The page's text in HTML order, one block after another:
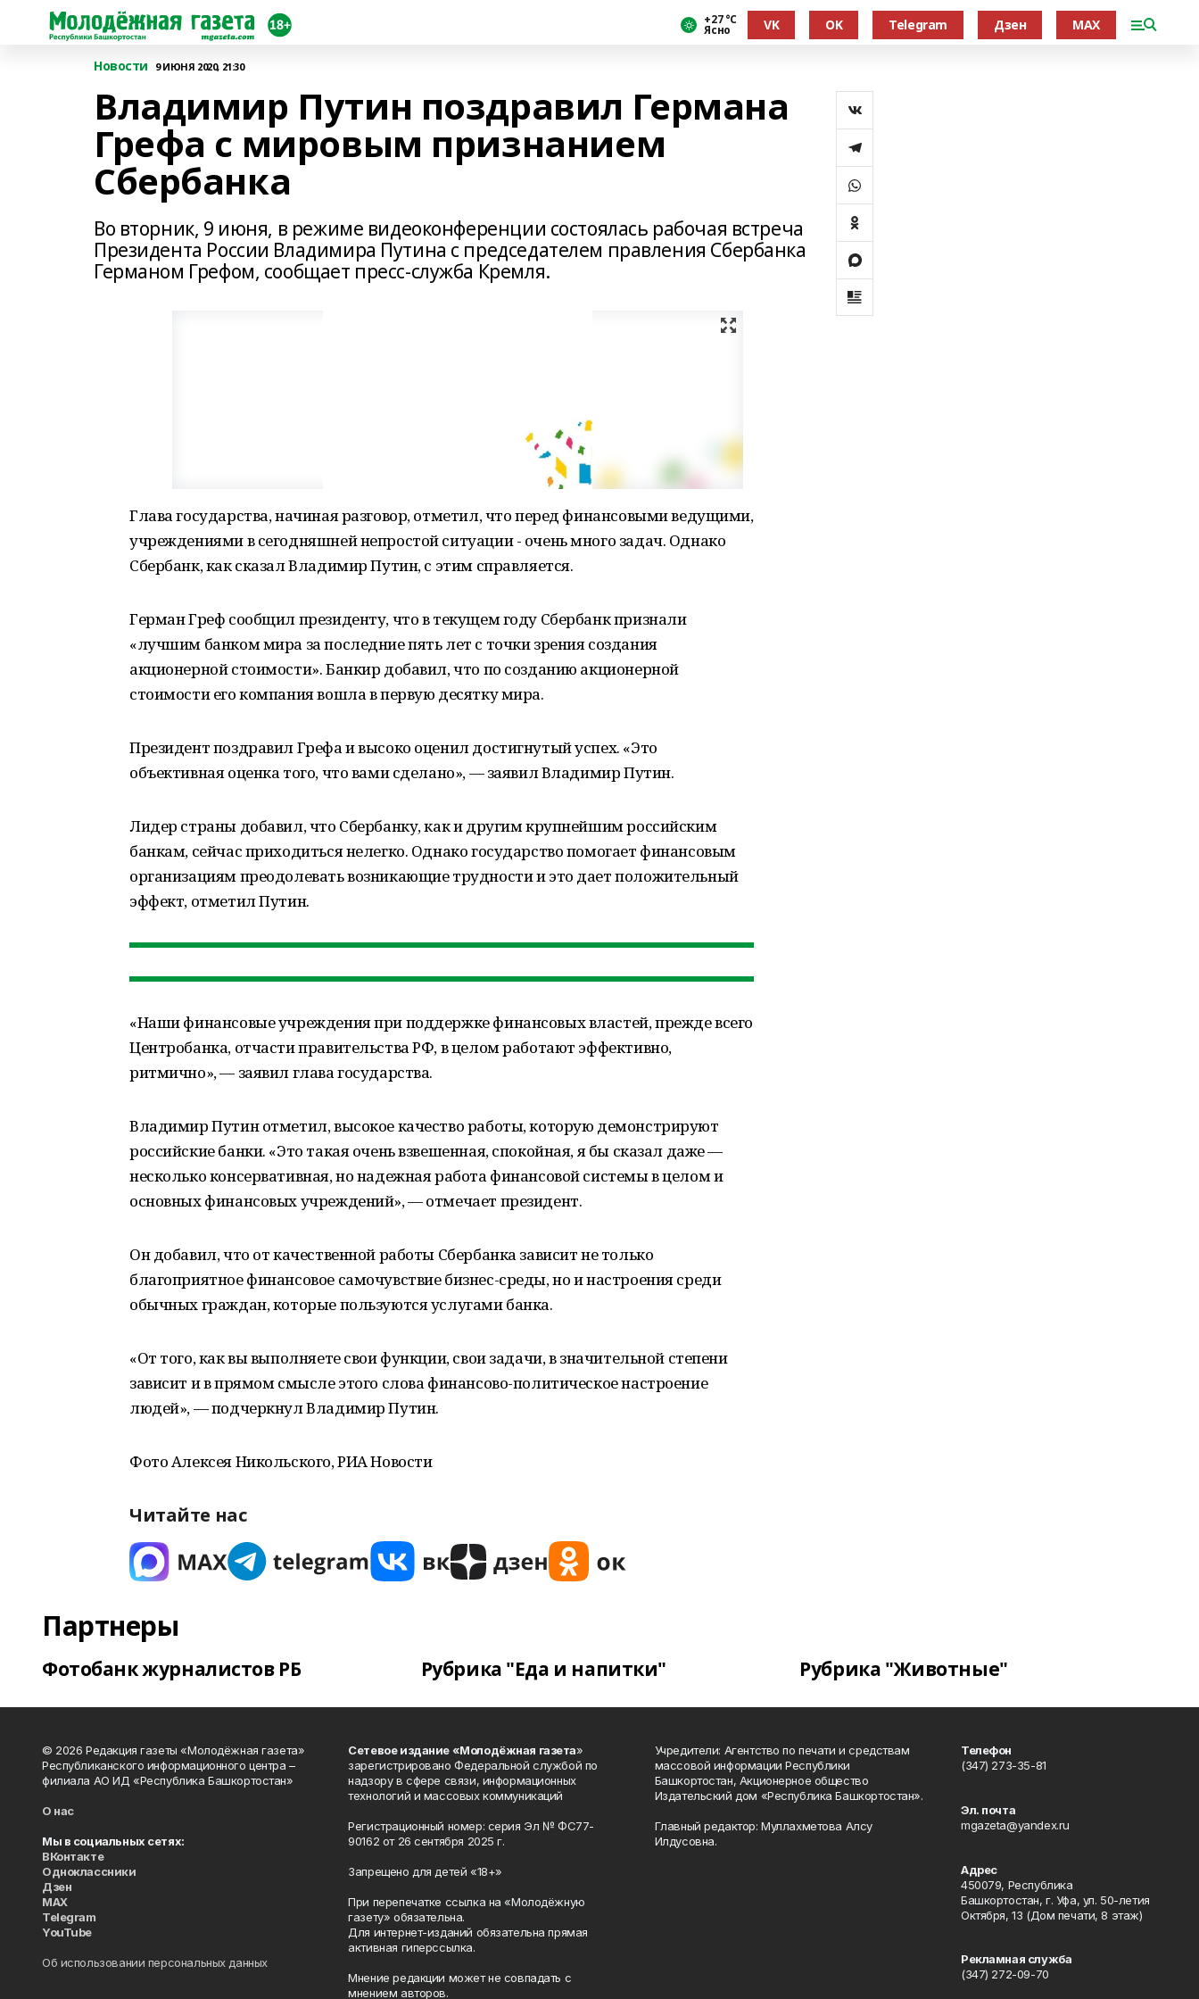
+27 °С
Ясно VK OK Telegram Дзен MAX
Новости 9 ИЮНЯ 2020, 21:30
Владимир Путин поздравил Германа
Грефа с мировым признанием
Сбербанка
Во вторник, 9 июня, в режиме видеоконференции состоялась рабочая встреча
Президента России Владимира Путина с председателем правления Сбербанка
Германом Грефом, сообщает пресс-служба Кремля.
Глава государства, начиная разговор, отметил, что перед финансовыми ведущими,
учреждениями в сегодняшней непростой ситуации - очень много задач. Однако
Сбербанк, как сказал Владимир Путин, с этим справляется.
Герман Греф сообщил президенту, что в текущем году Сбербанк признали
«лучшим банком мира за последние пять лет с точки зрения создания
акционерной стоимости». Банкир добавил, что по созданию акционерной
стоимости его компания вошла в первую десятку мира.
Президент поздравил Грефа и высоко оценил достигнутый успех. «Это
объективная оценка того, что вами сделано», — заявил Владимир Путин.
Лидер страны добавил, что Сбербанку, как и другим крупнейшим российским
банкам, сейчас приходиться нелегко. Однако государство помогает финансовым
организациям преодолевать возникающие трудности и это дает положительный
эффект, отметил Путин.
«Наши финансовые учреждения при поддержке финансовых властей, прежде всего
Центробанка, отчасти правительства РФ, в целом работают эффективно,
ритмично», — заявил глава государства.
Владимир Путин отметил, высокое качество работы, которую демонстрируют
российские банки. «Это такая очень взвешенная, спокойная, я бы сказал даже —
несколько консервативная, но надежная работа финансовой системы в целом и
основных финансовых учреждений», — отмечает президент.
Он добавил, что от качественной работы Сбербанка зависит не только
благоприятное финансовое самочувствие бизнес-среды, но и настроения среди
обычных граждан, которые пользуются услугами банка.
«От того, как вы выполняете свои функции, свои задачи, в значительной степени
зависит и в прямом смысле этого слова финансово-политическое настроение
людей», — подчеркнул Владимир Путин.
Фото Алексея Никольского, РИА Новости
Читайте нас
Партнеры
Фотобанк журналистов РБ Рубрика "Еда и напитки" Рубрика "Животные"
© 2026 Редакция газеты «Молодёжная газета»
Республиканского информационного центра –
филиала АО ИД «Республика Башкортостан»
О нас
Мы в социальных сетях:
ВКонтакте
Одноклассники
Дзен
MAX
Telegram
YouTube
Об использовании персональных данных
Сетевое издание «Молодёжная газета»
зарегистрировано Федеральной службой по
надзору в сфере связи, информационных
технологий и массовых коммуникаций
Регистрационный номер: серия Эл № ФС77-
90162 от 26 сентября 2025 г.
Запрещено для детей «18+»
При перепечатке ссылка на «Молодёжную
газету» обязательна.
Для интернет-изданий обязательна прямая
активная гиперссылка.
Мнение редакции может не совпадать с
мнением авторов.
Учредители: Агентство по печати и средствам
массовой информации Республики
Башкортостан, Акционерное общество
Издательский дом «Республика Башкортостан».
Главный редактор: Муллахметова Алсу
Илдусовна.
Телефон
(347) 273-35-81
Эл. почта
mgazeta@yandex.ru
Адрес
450079, Республика
Башкортостан, г. Уфа, ул. 50-летия
Октября, 13 (Дом печати, 8 этаж)
Рекламная служба
(347) 272-09-70